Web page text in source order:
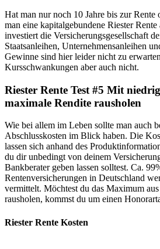
Hat man nur noch 10 Jahre bis zur Rente
man eine kapitalgebundene Riester
investiert die Versicherungsgesellschaft
Staatsanleihen, Unternehmensanleihen
Gewinne sind hier leider nicht zu
Kursschwankungen aber auch nicht.
Riester Rente Test #5 Mit
maximale Rendite rausholen
Wie bei allem im Leben sollte man auch
Abschlusskosten im Blick haben. Die
lassen sich anhand des
du dir unbedingt von deinem
Bankberater geben lassen solltest. Ca.
Rentenversicherungen in Deutschland
vermittelt. Möchtest du das Maximum
rausholen, kommst du um einen
Riester Rente Kosten